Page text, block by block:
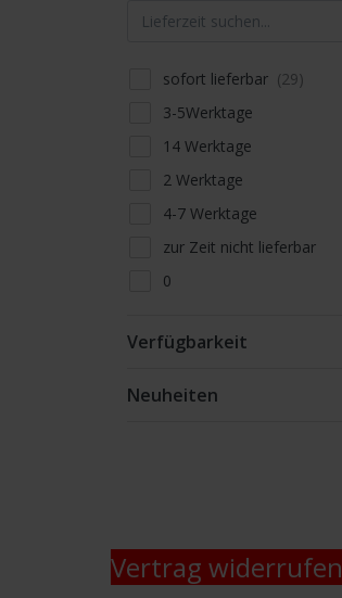
sofort lieferbar
3-5Werktage
14 Werktage
2 Werktage
4-7 Werktage
zur Zeit nicht lieferbar
0
per Mail erfragen
Verfügbarkeit
Neuheiten
Vertrag widerrufen